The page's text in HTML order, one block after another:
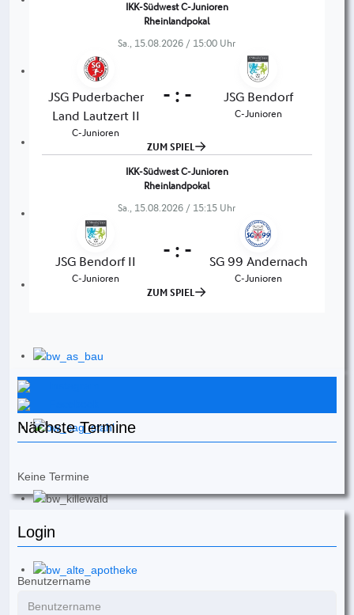
Nächste Termine
Keine Termine
Login
Benutzername